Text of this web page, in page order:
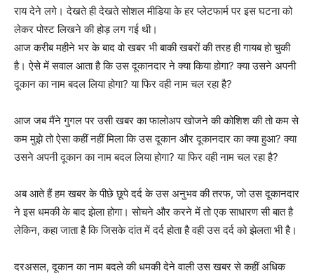
राय देने लगे। देखते ही देखते सोशल मीडिया के हर प्लेटफार्म पर इस घटना को
लेकर पोस्ट लिखने की होड़ लग गई थी।
आज करीब महीने भर के बाद वो खबर भी बाकी खबरों की तरह ही गायब हो चुकी
है। ऐसे में सवाल आता है कि उस दूकानदार ने क्या किया होगा? क्या उसने अपनी
दूकान का नाम बदल लिया होगा? या फिर वही नाम चल रहा है?
आज जब मैंने गुगल पर उसी खबर का फालोअप खोजने की कोशिश की तो कम से
कम मुझे तो ऐसा कहीं नहीं मिला कि उस दूकान और दूकानदार का क्या हुआ? क्या
उसने अपनी दूकान का नाम बदल लिया होगा? या फिर वही नाम चल रहा है?
अब आते हैं हम खबर के पीछे छूपे दर्द के उस अनुभव की तरफ, जो उस दूकानदार
ने इस धमकी के बाद झेला होगा। सोचने और करने में तो एक साधारण सी बात है
लेकिन, कहा जाता है कि जिसके दांत में दर्द होता है वही उस दर्द को झेलता भी है।
दरअसल, दूकान का नाम बदले की धमकी देने वाली उस खबर से कहीं अधिक